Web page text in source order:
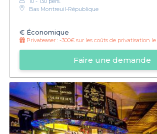
Bas Montreuil-République
€ Économique
Privateaser : -300€ sur les coûts de privatisation
Faire une demande